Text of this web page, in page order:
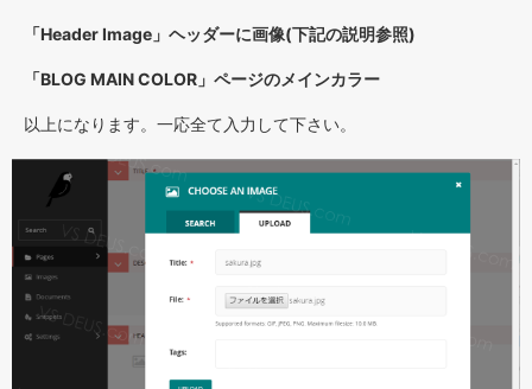
「Header Image」ヘッダーに画像(下記の説明参照)
「BLOG MAIN COLOR」ページのメインカラー
以上になります。一応全て入力して下さい。